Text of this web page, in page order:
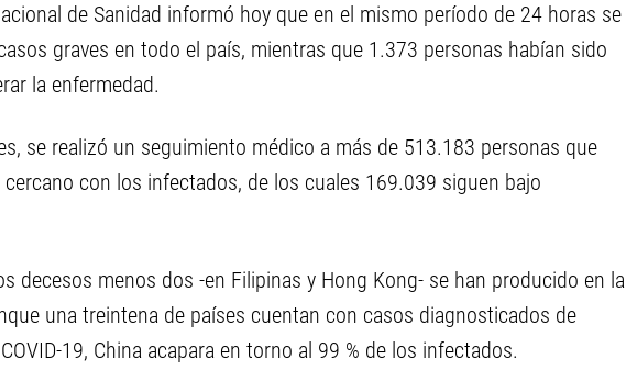
de Sanidad informó hoy que en el mismo período de 24 horas se
graves en todo el país, mientras que 1.373 personas habían sido
la enfermedad.
se realizó un seguimiento médico a más de 513.183 personas que
con los infectados, de los cuales 169.039 siguen bajo
decesos menos dos -en Filipinas y Hong Kong- se han producido en la
una treintena de países cuentan con casos diagnosticados de
19, China acapara en torno al 99 % de los infectados.